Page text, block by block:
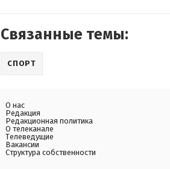
Связанные темы:
СПОРТ
О нас
Редакция
Редакционная политика
О телеканале
Телеведущие
Вакансии
Структура собственности